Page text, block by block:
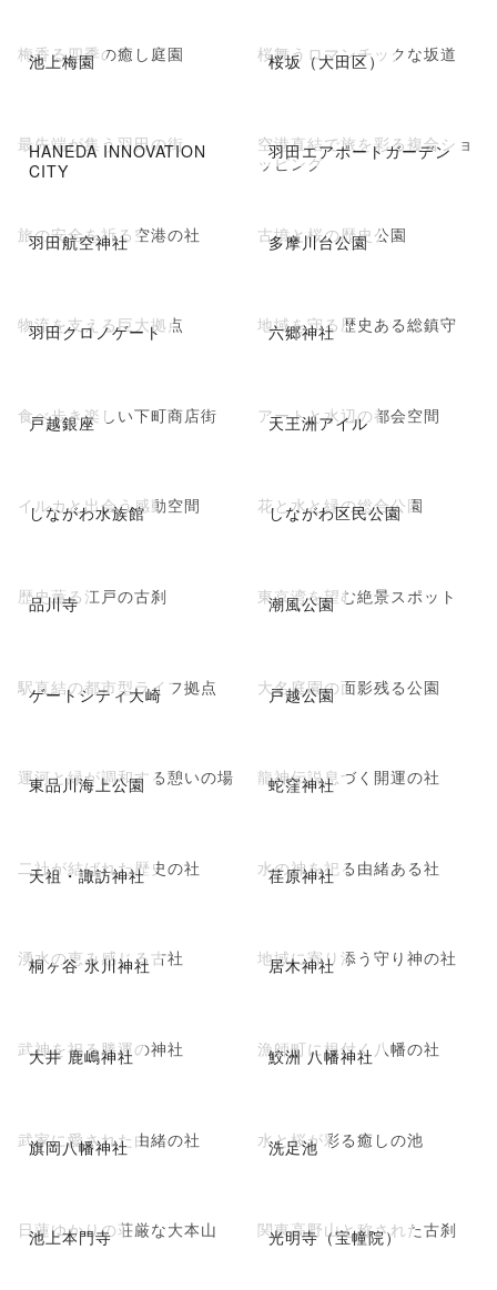
池上梅園
梅香る四季の癒し庭園 桜坂（大田区）
桜舞うロマンチックな坂道
HANEDA INNOVATION
CITY
最先端が集う羽田の街 羽田エアポートガーデン
空港直結で旅を彩る複合ショ
ッピング
羽田航空神社
旅の安全を祈る空港の社 多摩川台公園
古墳と桜の歴史公園
羽田クロノゲート
物流を支える巨大拠点 六郷神社
地域を守る歴史ある総鎮守
戸越銀座
食べ歩き楽しい下町商店街 天王洲アイル
アートと水辺の都会空間
しながわ水族館
イルカと出会う感動空間 しながわ区民公園
花と水と緑の総合公園
品川寺
歴史薫る江戸の古刹 潮風公園
東京湾を望む絶景スポット
ゲートシティ大崎
駅直結の都市型ライフ拠点 戸越公園
大名庭園の面影残る公園
東品川海上公園
運河と緑が調和する憩いの場 蛇窪神社
龍神伝説息づく開運の社
天祖・諏訪神社
二社が結ばれた歴史の社 荏原神社
水の神を祀る由緒ある社
桐ヶ谷 氷川神社
湧水の恵み感じる古社 居木神社
地域に寄り添う守り神の社
大井 鹿嶋神社
武神を祀る勝運の神社 鮫洲 八幡神社
漁師町に根付く八幡の社
旗岡八幡神社
武家に愛された由緒の社 洗足池
水と桜が彩る癒しの池
池上本門寺
日蓮ゆかりの荘厳な大本山 光明寺（宝幢院）
関東高野山と称された古刹